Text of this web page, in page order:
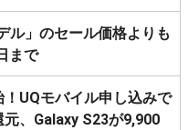
ル」のセール価格よりも
まで
UQモバイル申し込みで
、Galaxy S23が9,900